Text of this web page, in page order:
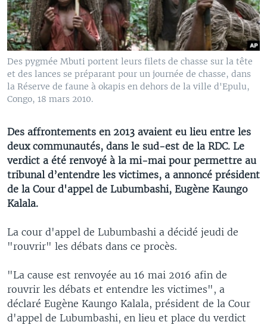
Des pygmée Mbuti portent leurs filets de chasse sur la tête
et des lances se préparant pour un journée de chasse, dans
la Réserve de faune à okapis en dehors de la ville d'Epulu,
Congo, 18 mars 2010.
Des affrontements en 2013 avaient eu lieu entre les
deux communautés, dans le sud-est de la RDC. Le
verdict a été renvoyé à la mi-mai pour permettre au
tribunal d’entendre les victimes, a annoncé président
de la Cour d'appel de Lubumbashi, Eugène Kaungo
Kalala.
La cour d'appel de Lubumbashi a décidé jeudi de
"rouvrir" les débats dans ce procès.
"La cause est renvoyée au 16 mai 2016 afin de
rouvrir les débats et entendre les victimes", a
déclaré Eugène Kaungo Kalala, président de la Cour
d'appel de Lubumbashi, en lieu et place du verdict